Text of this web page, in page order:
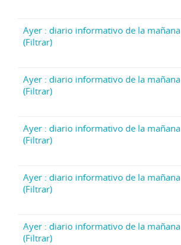
Ayer : diario informativo de la mañana
(Filtrar)
Ayer : diario informativo de la mañana
(Filtrar)
Ayer : diario informativo de la mañana
(Filtrar)
Ayer : diario informativo de la mañana
(Filtrar)
Ayer : diario informativo de la mañana
(Filtrar)